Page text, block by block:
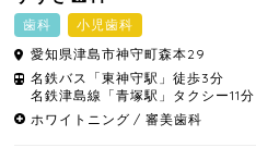
歯科
小児歯科
愛知県津島市神守町森本29
名鉄バス「東神守駅」徒歩3分
名鉄津島線「青塚駅」タクシー11分
ホワイトニング
審美歯科